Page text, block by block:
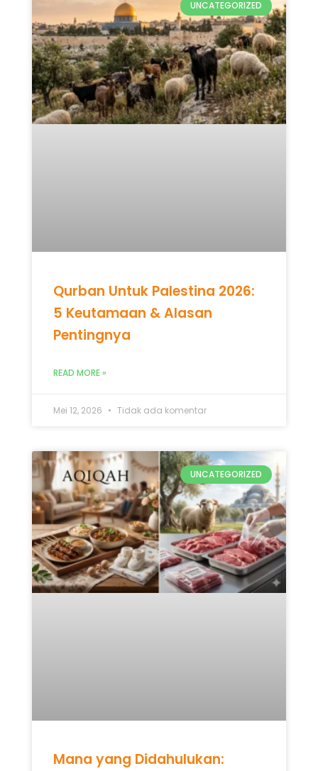
UNCATEGORIZED
Qurban Untuk Palestina 2026:
5 Keutamaan & Alasan
Pentingnya
READ MORE »
Mei 12, 2026 Tidak ada komentar
UNCATEGORIZED
Mana yang Didahulukan: